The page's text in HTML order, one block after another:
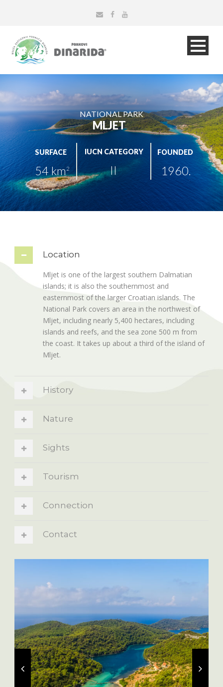
IUCN CATEGORY
SURFACE
54 km2 II 1960.
FOUNDED
MLJET
NATIONAL PARK
Location
Mljet is one of the largest southern Dalmatian
islands; it is also the southernmost and
easternmost of the larger Croatian islands. The
National Park covers an area in the northwest of
Mljet, including nearly 5,400 hectares, including
islands and reefs, and the sea zone 500 m from
the coast. It takes up about a third of the island of
Mljet.
History
Nature
Sights
Tourism
Connection
Contact